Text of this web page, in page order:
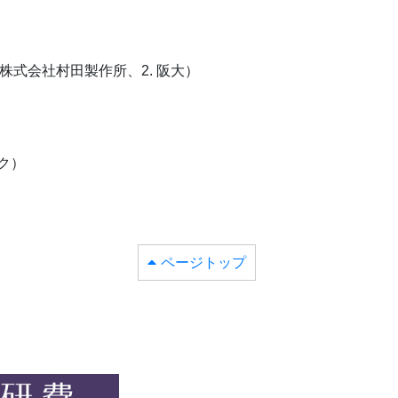
式会社村田製作所、2. 阪大）
）
ページトップ